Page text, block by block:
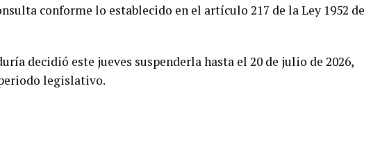
conforme lo establecido en el artículo 217 de la Ley 1952 de
decidió este jueves suspenderla hasta el 20 de julio de 2026,
legislativo.